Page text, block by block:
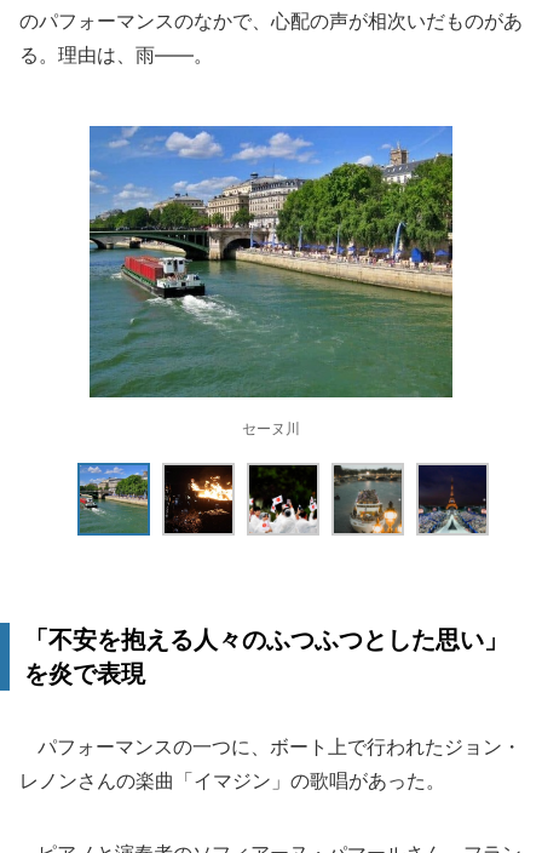
のパフォーマンスのなかで、心配の声が相次いだものがあ
る。理由は、雨――。
セーヌ川
「不安を抱える人々のふつふつとした思い」
を炎で表現
パフォーマンスの一つに、ボート上で行われたジョン・
レノンさんの楽曲「イマジン」の歌唱があった。